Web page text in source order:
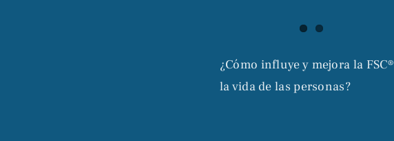
¿Cómo influye y mejora la FSC®
la vida de las personas?